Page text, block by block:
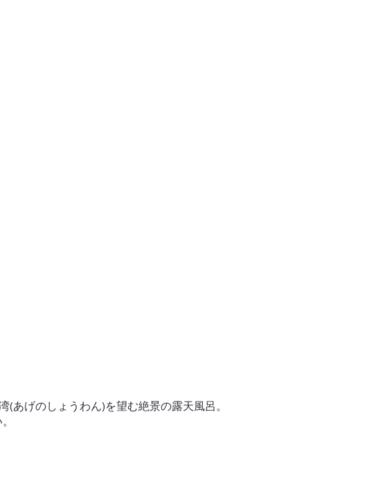
あげのしょうわん)を望む絶景の露天風呂。